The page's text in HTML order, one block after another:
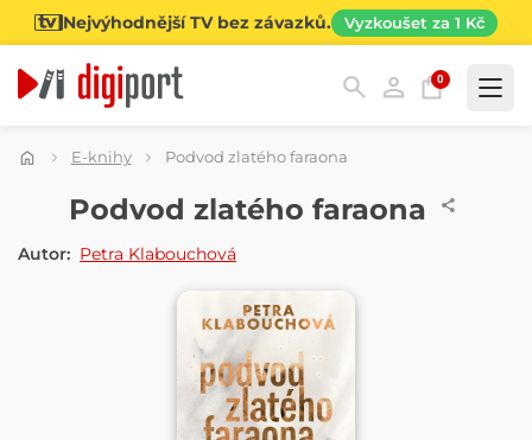
Nejvýhodnější TV bez závazků. Vyzkoušet za 1 Kč
0
Kategorie
E-knihy Podvod zlatého faraona
E-KNIHAPodvod zlatého faraona
Autor: Petra Klabouchová